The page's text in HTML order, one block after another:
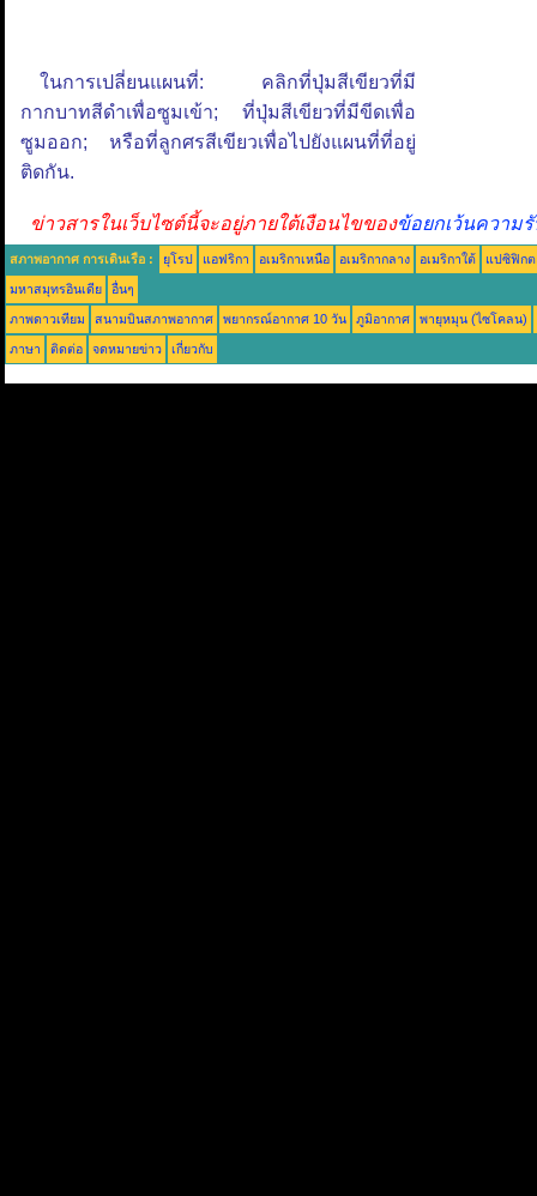
ในการเปลี่ยนแผนที่: คลิกที่ปุ่มสีเขียวที่มี
กากบาทสีดำเพื่อซูมเข้า; ที่ปุ่มสีเขียวที่มีขีดเพื่อ
ซูมออก; หรือที่ลูกศรสีเขียวเพื่อไปยังแผนที่ที่อยู่
ติดกัน.
ข่าวสารในเว็บไซต์นี้จะอยู่ภายใต้เงือนไขของข้อยกเว้นความ
สภาพอากาศ การเดินเรือ : ยุโรป แอฟริกา อเมริกาเหนือ อเมริกากลาง อเมริกาใต้ แปซิฟิกต
มหาสมุทรอินเดีย อื่นๆ
ภาพดาวเทียม สนามบินสภาพอากาศ พยากรณ์อากาศ 10 วัน ภูมิอากาศ พายุหมุน (ไซโคลน)
ภาษา ติดต่อ จดหมายข่าว เกี่ยวกับ